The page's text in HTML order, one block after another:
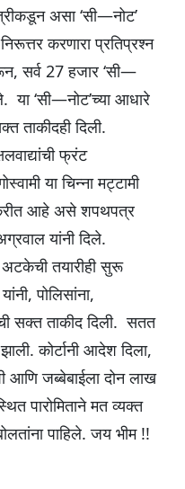
असा ‘सी—नोट’
करणारा प्रतिप्रश्न
सर्व 27 हजार ‘सी—
या ‘सी—नोट’च्या आधारे
ताकीदही दिली.
फ्रंट
या चिन्ना मट्टामी
करीत आहे असे शपथपत्र
यांनी दिले.
अटकेची तयारीही सुरू
पोलिसांना,
सक्त ताकीद दिली. सतत
कोर्टानी आदेश दिला,
आणि जब्बेबाईला दोन लाख
पारोमिताने मत व्यक्त
पाहिले. जय भीम !!